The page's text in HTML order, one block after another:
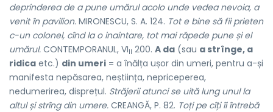
deprinderea de a pune umărul acolo unde vedea nevoia, a
venit în pavilion. MIRONESCU, S. A. 124. Tot e bine să fii prieten
c-un colonel, cînd la o inaintare, tot mai răpede pune și el
umărul. CONTEMPORANUL, VIII 200. A da (sau a strînge, a
ridica etc.) din umeri = a înălța ușor din umeri, pentru a-și
manifesta nepăsarea, neștiința, nepriceperea,
nedumerirea, disprețul. Străjerii atunci se uită lung unul la
altul și strîng din umere. CREANGĂ, P. 82. Toți pe cîți îi întrebă